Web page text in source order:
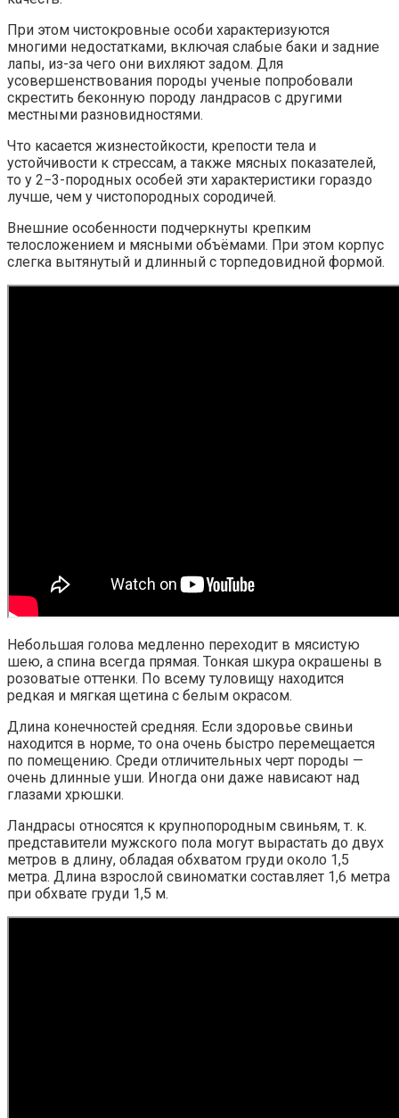
При этом чистокровные особи характеризуются
многими недостатками, включая слабые баки и задние
лапы, из-за чего они вихляют задом. Для
усовершенствования породы ученые попробовали
скрестить беконную породу ландрасов с другими
местными разновидностями.
Что касается жизнестойкости, крепости тела и
устойчивости к стрессам, а также мясных показателей,
то у 2−3-породных особей эти характеристики гораздо
лучше, чем у чистопородных сородичей.
Внешние особенности подчеркнуты крепким
телосложением и мясными объёмами. При этом корпус
слегка вытянутый и длинный с торпедовидной формой.
Небольшая голова медленно переходит в мясистую
шею, а спина всегда прямая. Тонкая шкура окрашены в
розоватые оттенки. По всему туловищу находится
редкая и мягкая щетина с белым окрасом.
Длина конечностей средняя. Если здоровье свиньи
находится в норме, то она очень быстро перемещается
по помещению. Среди отличительных черт породы —
очень длинные уши. Иногда они даже нависают над
глазами хрюшки.
Ландрасы относятся к крупнопородным свиньям, т. к.
представители мужского пола могут вырастать до двух
метров в длину, обладая обхватом груди около 1,5
метра. Длина взрослой свиноматки составляет 1,6 метра
при обхвате груди 1,5 м.